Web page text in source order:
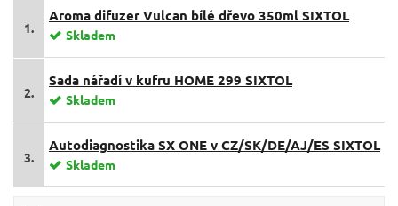
EXTOL-CRAFT(656)
BALLETTO(84)
1.
Aroma difuzer Vulcan bílé dřevo 350ml SIXTOL
Skladem
2.
Sada nářadí v kufru HOME 299 SIXTOL
Skladem
3.
Autodiagnostika SX ONE v CZ/SK/DE/AJ/ES SIXTOL
Skladem